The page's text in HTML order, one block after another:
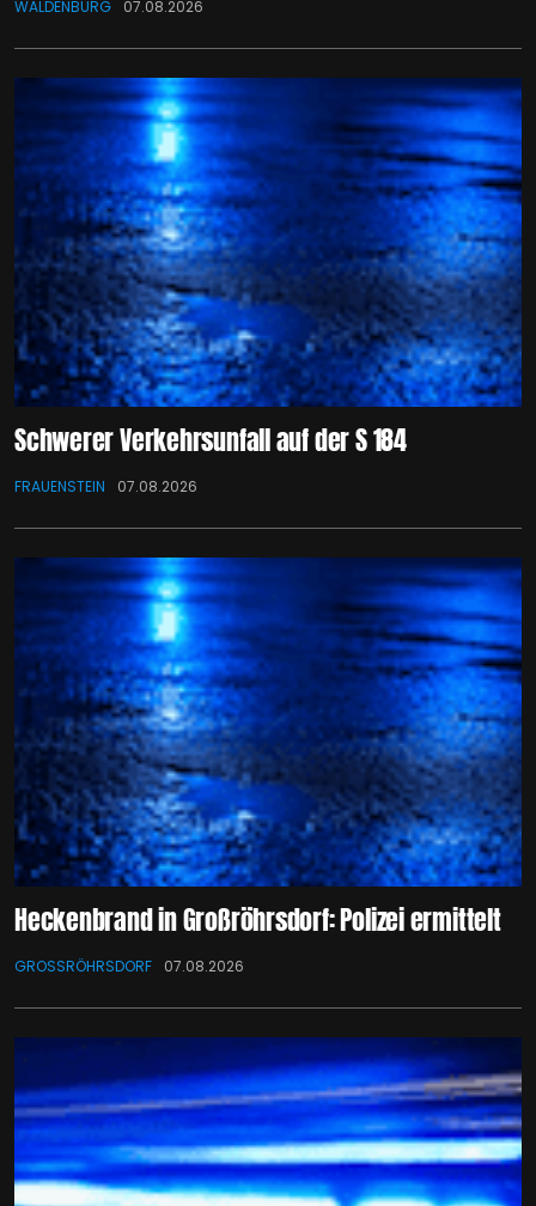
WALDENBURG 07.08.2026
Schwerer Verkehrsunfall auf der S 184
FRAUENSTEIN 07.08.2026
Heckenbrand in Großröhrsdorf: Polizei ermittelt
GROSSRÖHRSDORF 07.08.2026